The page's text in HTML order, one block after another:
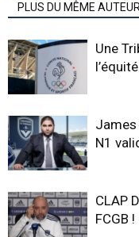
PLUS DU MÊME AUTEUR
Une
N1
CLAP
FCGB !